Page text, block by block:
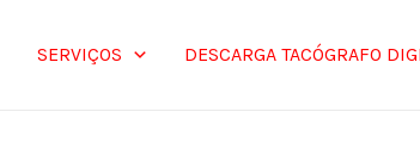
SERVIÇOS DESCARGA TACÓGRAFO